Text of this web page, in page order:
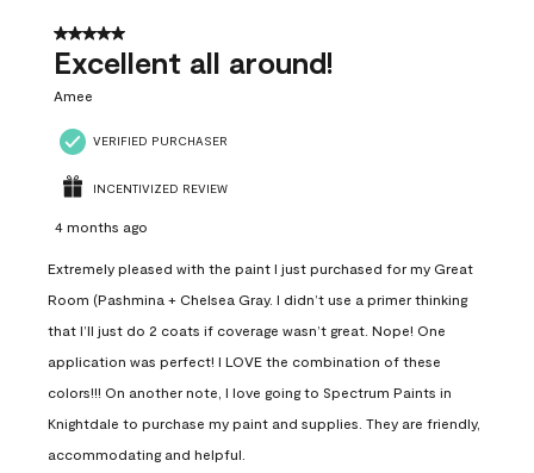
24
Reviews
5 out of 5 stars.
Excellent all around!
Amee
VERIFIED PURCHASER
INCENTIVIZED REVIEW
4 months ago
Extremely pleased with the paint I just purchased for my Great
Room (Pashmina + Chelsea Gray. I didn’t use a primer thinking
that I’ll just do 2 coats if coverage wasn’t great. Nope! One
application was perfect! I LOVE the combination of these
colors!!! On another note, I love going to Spectrum Paints in
Knightdale to purchase my paint and supplies. They are friendly,
accommodating and helpful.